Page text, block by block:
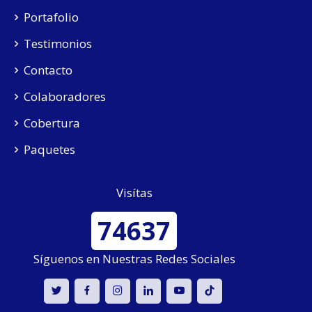
Portafolio
Testimonios
Contacto
Colaboradores
Cobertura
Paquetes
Visítas
74637
Síguenos en Nuestras Redes Sociales